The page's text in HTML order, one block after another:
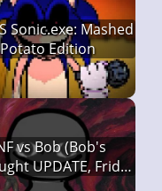
Sonic.exe: Mashed
Potato Edition
vs Bob (Bob's
UPDATE, Friday
Night Funkin')